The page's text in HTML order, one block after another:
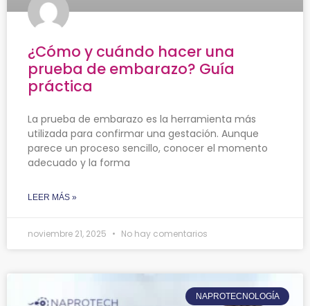
¿Cómo y cuándo hacer una
prueba de embarazo? Guía
práctica
La prueba de embarazo es la herramienta más
utilizada para confirmar una gestación. Aunque
parece un proceso sencillo, conocer el momento
adecuado y la forma
LEER MÁS »
noviembre 21, 2025 No hay comentarios
NAPROTECNOLOGÍA